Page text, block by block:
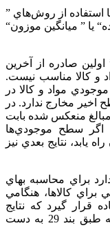
با استفاده‌ از روش‌هاي‌ ”
يا ” ميانگين‌ موزون‌“
صادره‌ از آخرين‌
و کالا مناسب‌ نيست‌.
مواد و کالا در
اخير مخارج‌ ندارد. در
منعكس‌ شده‌ بابت‌
اگر سطح‌ موجودي‌ها
نتايج‌ بعدي‌ نيز
براي‌ محاسبه‌ بهاي‌
كالاها، هنگامي‌
قرار گيرد كه‌ نتايج‌
حاصل‌ از بكارگيري‌ آن‌ همواره‌ با نتايجي‌ كه‌ طبق‌ بند 29 به‌ دست‌